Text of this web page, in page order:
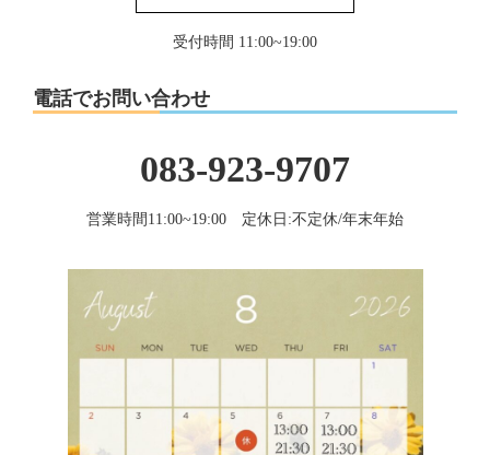
受付時間 11:00~19:00
電話でお問い合わせ
083-923-9707
営業時間11:00~19:00 定休日:不定休/年末年始